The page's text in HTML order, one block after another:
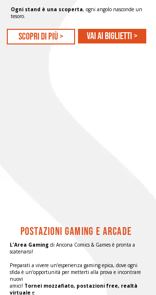
Ogni stand è una scoperta, ogni angolo nasconde un
tesoro.
scopri di più > Vai ai biglietti >
postazioni gaming e arcade
L'Area Gaming di Ancona Comics & Games è pronta a
scatenarsi!
Preparati a vivere un’esperienza gaming epica, dove ogni
sfida è un’opportunità per metterti alla prova e incontrare
nuovi
amici! Tornei mozzafiato, postazioni free, realtà
virtuale e